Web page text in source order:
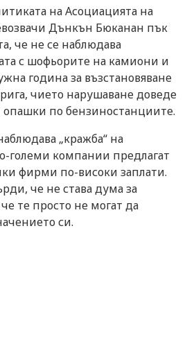
на Асоциацията на
Дънкън Бюканан пък
че не се наблюдава
с шофьорите на камиони и
година за възстановяване
чието нарушаване доведе
по бензиностанциите.
„кражба“ на
големи компании предлагат
фирми по-високи заплати.
че не става дума за
те просто не могат да
си.